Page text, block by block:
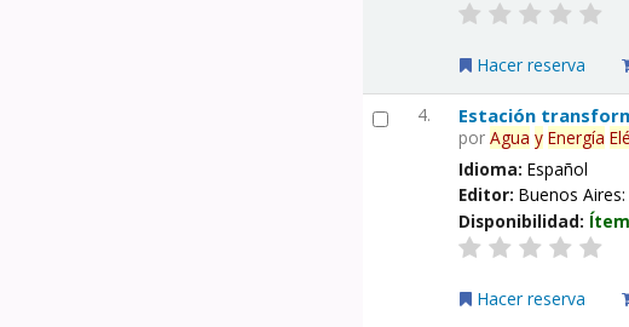
Hacer reserva
4. Estación
porAgua y Energía
Idioma:Español
Editor:Buenos
Disponibilidad:
Hacer reserva